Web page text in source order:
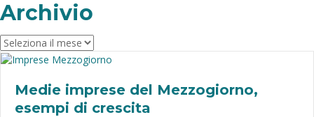
Archivio
Archivio
Medie imprese del Mezzogiorno,
esempi di crescita